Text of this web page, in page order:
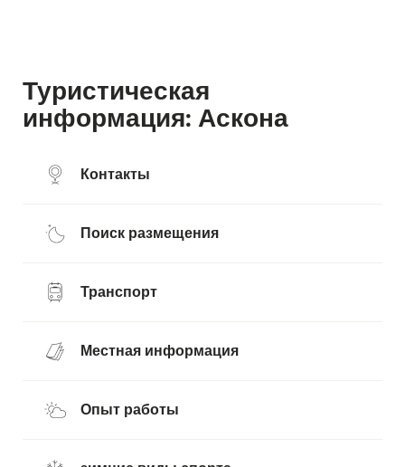
Туристическая
информация: Аскона
Контакты
Поиск размещения
Транспорт
Местная информация
Опыт работы